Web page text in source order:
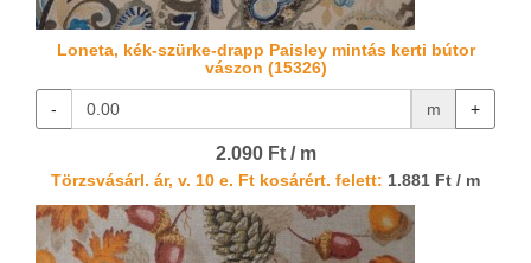
Loneta, kék-szürke-drapp Paisley mintás kerti bútor
vászon (15326)
- m +
2.090 Ft / m
Törzsvásárl. ár, v. 10 e. Ft kosárért. felett: 1.881 Ft / m